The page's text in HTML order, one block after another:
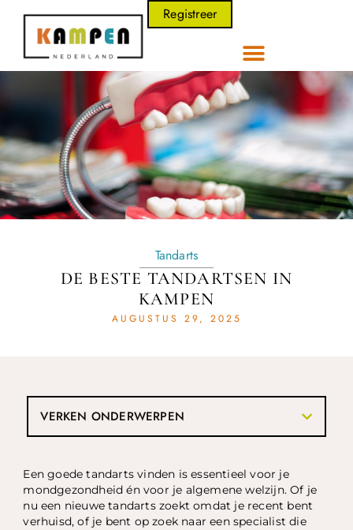
Registreer
Tandarts
DE BESTE TANDARTSEN IN
KAMPEN
AUGUSTUS 29, 2025
Een goede tandarts vinden is essentieel voor je
mondgezondheid én voor je algemene welzijn. Of je
nu een nieuwe tandarts zoekt omdat je recent bent
verhuisd, of je bent op zoek naar een specialist die
VERKEN ONDERWERPEN